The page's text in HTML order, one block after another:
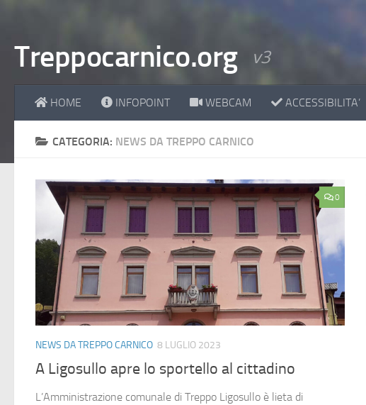
Treppocarnico.org v3
HOME INFOPOINT WEBCAM ACCESSIBILITA’
CATEGORIA: NEWS DA TREPPO CARNICO
0
NEWS DA TREPPO CARNICO 8 LUGLIO 2023
A Ligosullo apre lo sportello al cittadino
L’Amministrazione comunale di Treppo Ligosullo è lieta di